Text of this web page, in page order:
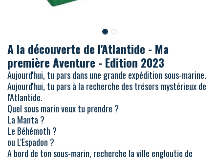
A la découverte de l'Atlantide - Ma
première Aventure - Edition 2023
Aujourd'hui, tu pars dans une grande expédition sous-marine.
Aujourd'hui, tu pars à la recherche des trésors mystérieux de
l'Atlantide.
Quel sous marin veux tu prendre ?
La Manta ?
Le Béhémoth ?
ou L'Espadon ?
A bord de ton sous-marin, recherche la ville engloutie de